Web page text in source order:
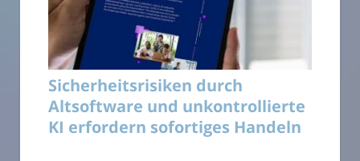
Sicherheitsrisiken durch
Altsoftware und unkontrollierte
KI erfordern sofortiges Handeln